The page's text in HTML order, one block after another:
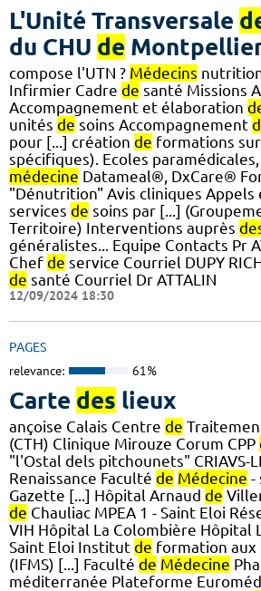
L'Unité Transversale
du CHU de
compose l'UTN ? Médecins
Infirmier Cadre de santé Missions
Accompagnement et élaboration
unités de soins Accompagnement
pour [...] création de formations
spécifiques). Ecoles
médecine Datameal®, DxCare®
"Dénutrition" Avis cliniques Appels
services de soins par [...]
Territoire) Interventions auprès
généralistes... Equipe Contacts Pr
Chef de service Courriel DUPY
de santé Courriel Dr ATTALIN
12/09/2024 18:30
PAGES
relevance: 61%
Carte des lieux
ançoise Calais Centre de
(CTH) Clinique Mirouze Corum CPP
"l'Ostal dels pitchounets" CRIAVS-
Renaissance Faculté de Médecine -
Gazette [...] Hôpital Arnaud de
de Chauliac MPEA 1 - Saint Eloi
VIH Hôpital La Colombière Hôpital
Saint Eloi Institut de formation aux
(IFMS) [...] Faculté de Médecine
méditerranée Plateforme